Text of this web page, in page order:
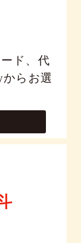
ド、代
らお選